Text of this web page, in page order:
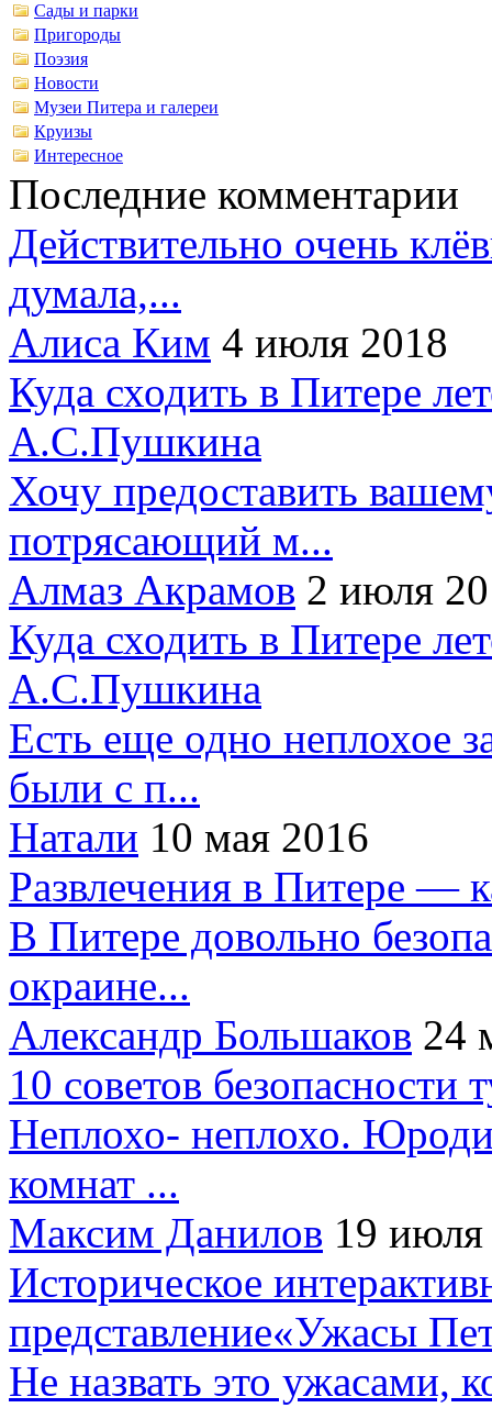
Сады и парки
Пригороды
Поэзия
Новости
Музеи Питера и галереи
Круизы
Интересное
Последние комментарии
Действительно очень
думала,...
Алиса Ким 4 июля 2018
Куда сходить в Питере
А.С.Пушкина
Хочу предоставить
потрясающий м...
Алмаз Акрамов 2 июля
Куда сходить в Питере
А.С.Пушкина
Есть еще одно неплохое
были с п...
Натали 10 мая 2016
Развлечения в Питере —
В Питере довольно
окраине...
Александр Большаков 24
10 советов безопасности
Неплохо- неплохо.
комнат ...
Максим Данилов 19
Историческое
представление«Ужасы
Не назвать это ужасами,